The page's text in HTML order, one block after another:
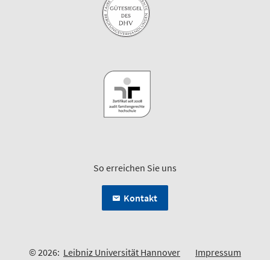
So erreichen Sie uns
Kontakt
© 2026: Leibniz Universität Hannover Impressum